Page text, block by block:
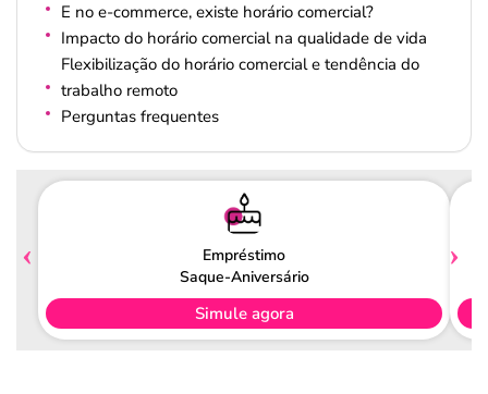
E no e-commerce, existe horário comercial?
Impacto do horário comercial na qualidade de vida
Flexibilização do horário comercial e tendência do
trabalho remoto
Perguntas frequentes
Empréstimo
Saque-Aniversário
Simule agora